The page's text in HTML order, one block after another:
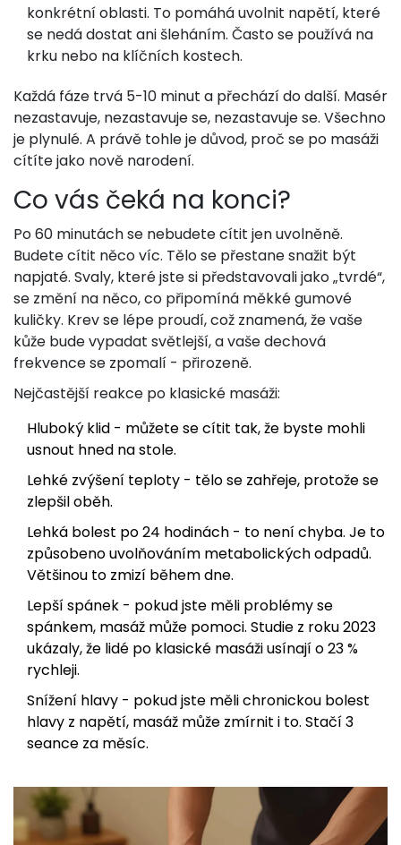
konkrétní oblasti. To pomáhá uvolnit napětí, které
se nedá dostat ani šleháním. Často se používá na
krku nebo na klíčních kostech.
Každá fáze trvá 5-10 minut a přechází do další. Masér
nezastavuje, nezastavuje se, nezastavuje se. Všechno
je plynulé. A právě tohle je důvod, proč se po masáži
cítíte jako nově narodení.
Co vás čeká na konci?
Po 60 minutách se nebudete cítit jen uvolněně.
Budete cítit něco víc. Tělo se přestane snažit být
napjaté. Svaly, které jste si představovali jako „tvrdé“,
se změní na něco, co připomíná měkké gumové
kuličky. Krev se lépe proudí, což znamená, že vaše
kůže bude vypadat světlejší, a vaše dechová
frekvence se zpomalí - přirozeně.
Nejčastější reakce po klasické masáži:
Hluboký klid - můžete se cítit tak, že byste mohli
usnout hned na stole.
Lehké zvýšení teploty - tělo se zahřeje, protože se
zlepšil oběh.
Lehká bolest po 24 hodinách - to není chyba. Je to
způsobeno uvolňováním metabolických odpadů.
Většinou to zmizí během dne.
Lepší spánek - pokud jste měli problémy se
spánkem, masáž může pomoci. Studie z roku 2023
ukázaly, že lidé po klasické masáži usínají o 23 %
rychleji.
Snížení hlavy - pokud jste měli chronickou bolest
hlavy z napětí, masáž může zmírnit i to. Stačí 3
seance za měsíc.